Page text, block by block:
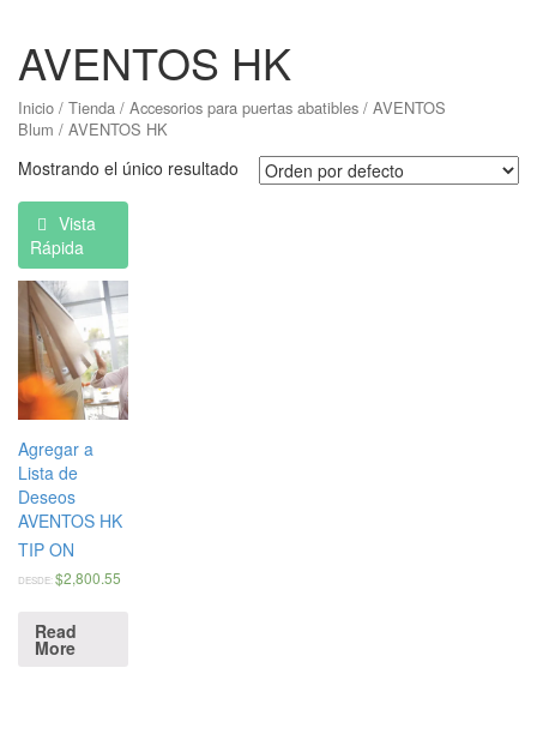
AVENTOS HK
Inicio / Tienda / Accesorios para puertas abatibles / AVENTOS
Blum / AVENTOS HK
Mostrando el único resultado
Vista
Rápida
Agregar a
Lista de
Deseos
AVENTOS HK
TIP ON
DESDE:$2,800.55
Read
More